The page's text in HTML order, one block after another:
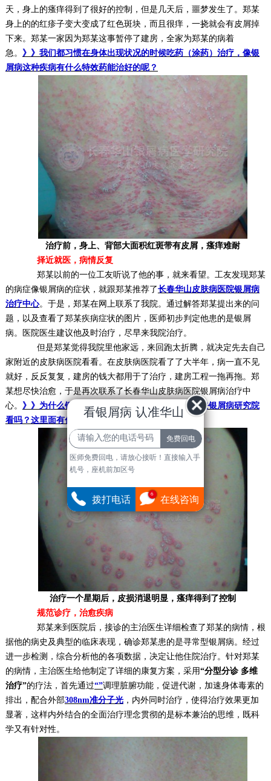
天，身上的瘙痒得到了很好的控制，但是几天后，噩梦发生了。郑某
身上的的红疹子变大变成了红色斑块，而且很痒，一挠就会有皮屑掉
下来。郑某一家因为郑某这事暂停了建房，全家为郑某的病着
急。 》》我们都习惯在身体出现状况的时候吃药（涂药）治疗，像银
屑病这种疾病有什么特效药能治好的呢？
治疗前，身上、背部大面积红斑带有皮屑，瘙痒难耐
择近就医，病情反复
郑某以前的一位工友听说了他的事，就来看望。工友发现郑某
的病症像银屑病的症状，就跟郑某推荐了长春华山皮肤病医院银屑病
治疗中心。于是，郑某在网上联系了我院。通过解答郑某提出来的问
题，以及查看了郑某疾病症状的图片，医师初步判定他患的是银屑
病。医院医生建议他及时治疗，尽早来我院治疗。
但是郑某觉得我院里他家远，来回跑太折腾，就决定先去自己
家附近的皮肤病医院看看。在皮肤病医院看了了大半年，病一直不见
就好，反反复复，建房的钱大都用于了治疗，建房工程一拖再拖。郑
某想尽快治愈，于是再次联系了长春华山皮肤病医院银屑病治疗中
心。 》》为什么银屑病在皮肤病医院看不好？一定要去银屑病研究院
看吗？这里面有什么差别？
治疗一个星期后，皮损消退明显，瘙痒得到了控制
规范诊疗，治愈疾病
郑某来到医院后，接诊的主治医生详细检查了郑某的病情，根
据他的病史及典型的临床表现，确诊郑某患的是寻常型银屑病。经过
进一步检测，综合分析他的各项数据，决定让他住院治疗。针对郑某
的病情，主治医生给他制定了详细的康复方案，采用“分型分诊 多维
治疗”的疗法，首先通过“”调理脏腑功能，促进代谢，加速身体毒素的
排出，配合外部308nm准分子光，内外同时治疗，使得治疗效果更加
显著，这样内外结合的全面治疗理念贯彻的是标本兼治的思维，既科
学又有针对性。
看银屑病 认准华山
医师免费回电，请放心接听！直接输入手
机号，座机前加区号
拨打电话 6 在线咨询